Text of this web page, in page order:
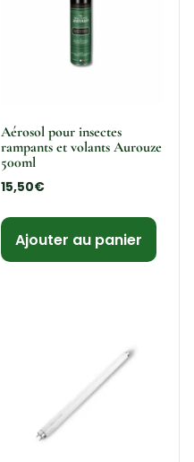
Aérosol pour insectes
rampants et volants Aurouze
500ml
15,50€
Ajouter au panier